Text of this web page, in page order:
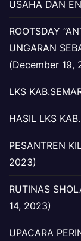
USAHA DAN
ROOTSDAY
UNGARAN
(December 19,
LKS
HASIL LKS
PESANTREN
2023)
RUTINAS
14, 2023)
UPACARA